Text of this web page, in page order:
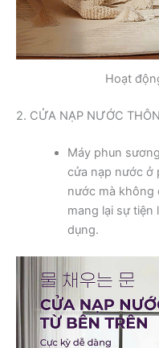
Hoạt
2. CỬA NẠP NƯỚC
Máy phun
cửa nạp nước ở
nước mà không
mang lại sự tiện
dụng.